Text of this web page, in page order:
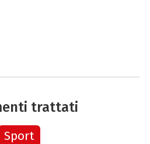
trattati
Sport